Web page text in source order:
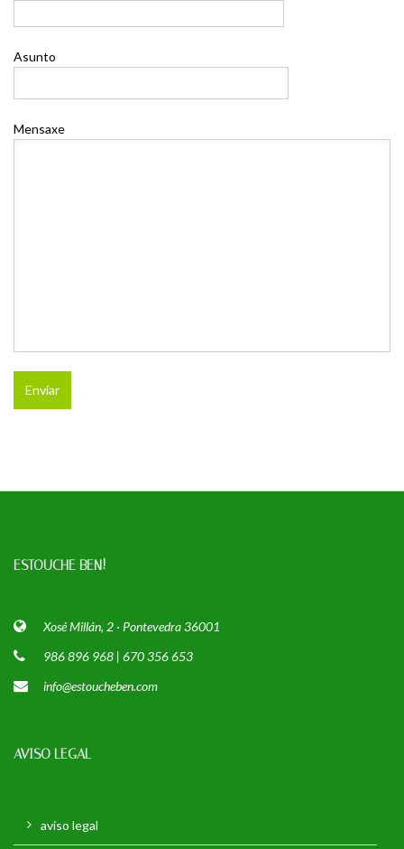
Asunto
Mensaxe
ESTOUCHE BEN!
Xosé Millán, 2 · Pontevedra 36001
986 896 968 | 670 356 653
info@estoucheben.com
AVISO LEGAL
aviso legal